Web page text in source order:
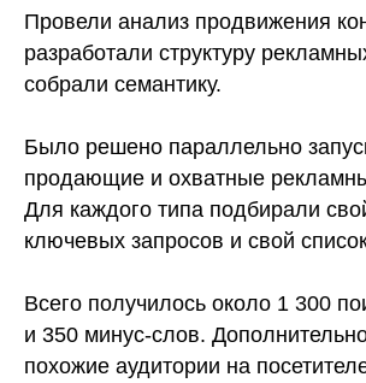
Провели анализ продвижения
разработали структуру
собрали семантику.
Было решено параллельно
продающие и охватные
Для каждого типа подбирали
ключевых запросов и свой
Всего получилось около 1 300
и 350 минус-слов.
похожие аудитории на